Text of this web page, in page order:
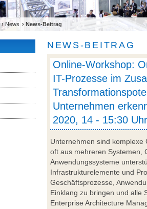
› News › News-Beitrag
NEWS-BEITRAG
Online-Workshop:
IT-Prozesse im
Unternehmen
2020, 14 - 15:30
Unternehmen sind komplexe
oft aus mehreren Systemen,
Anwendungssysteme
Infrastrukturelemente und
Geschäftsprozesse,
Einklang zu bringen und alle
Enterprise Architecture